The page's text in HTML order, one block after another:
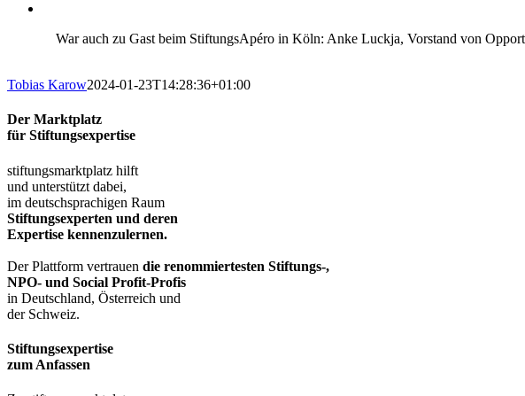
War auch zu Gast beim StiftungsApéro in Köln: Anke Luckja, Vorstand von
Tobias Karow2024-01-23T14:28:36+01:00
Der Marktplatz
für Stiftungsexpertise
stiftungsmarktplatz hilft
und unterstützt dabei,
im deutschsprachigen Raum
Stiftungsexperten und deren
Expertise kennenzulernen.
Der Plattform vertrauen die renommiertesten Stiftungs-,
NPO- und Social Profit-Profis
in Deutschland, Österreich und
der Schweiz.
Stiftungsexpertise
zum Anfassen